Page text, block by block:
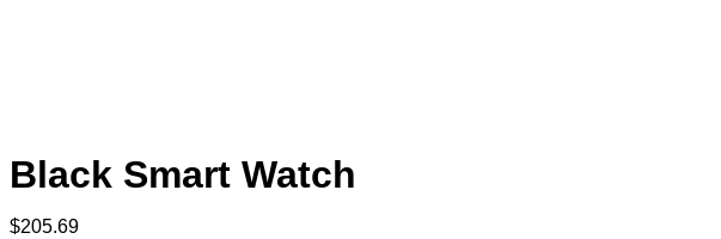
Black Smart Watch
$205.69